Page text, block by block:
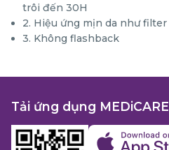
trôi đến 30H
2. Hiệu ứng mịn da như filter
3. Không flashback
Tải ứng dụng MEDiCARE